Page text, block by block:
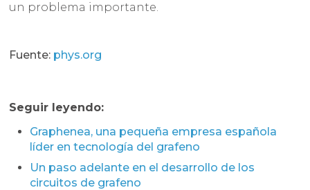
un problema importante.
Fuente: phys.org
Seguir leyendo:
Graphenea, una pequeña empresa española
líder en tecnología del grafeno
Un paso adelante en el desarrollo de los
circuitos de grafeno